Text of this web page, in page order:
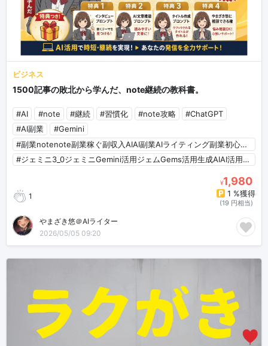
ビジネス
1500記事の敗北から学んだ、note継続の教科書。
#AI #note #継続 #習慣化 #note攻略
#ChatGPT
#AI副業
#Gemini
#副業notenote副業稼ぐ副収入AIAI副業AIライティング副業初心者AI初心者
#ジェミニ3_0ジェミニGemini活用ジェムGems活用生成AIAI活用術AI仕事術業務効率化時短術自動化アウトプット品質指示の型プロンプトテンプレート会議議事録タスク管理資料作成スライド作成ロジカルシンキング企画チェックアイデア出しSEO記事構成コンテンツ設計画像生成図解フローチャート契約書チェック翻訳ローカライズ副業AI副業在宅副業副業初心者向け再現性重視最短ルート
1
¥1,980
1 %獲得
(19 円相当)
やまざき悠＠AIライター
2026/05/05 09:20